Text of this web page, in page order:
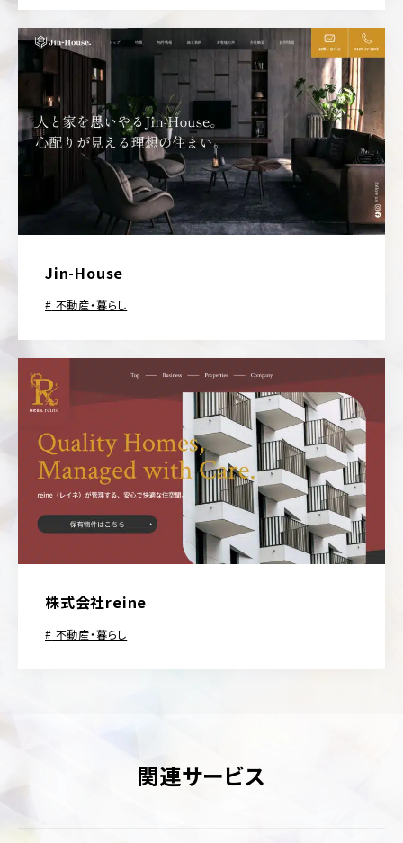
Jin-House
不動産・暮らし
株式会社reine
不動産・暮らし
関連サービス